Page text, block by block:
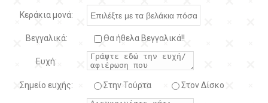
Κεράκια μονά:
Βεγγαλικά: Θα ήθελα Βεγγαλικά!!
Ευχή:
Σημείο ευχής: Στην Τούρτα Στον Δίσκο